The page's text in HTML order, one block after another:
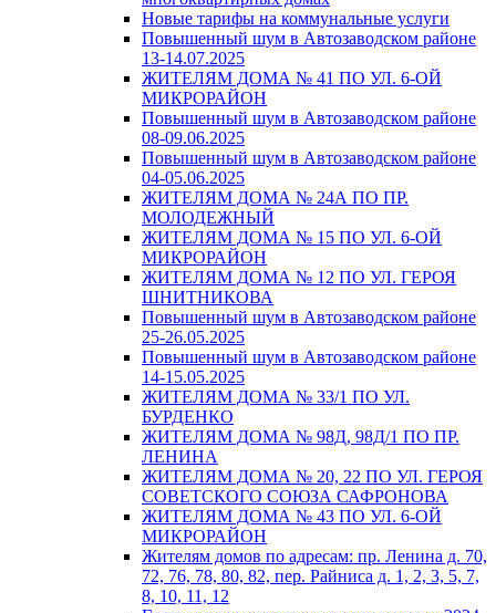
Новые тарифы на коммунальные услуги
Повышенный шум в Автозаводском районе
13-14.07.2025
ЖИТЕЛЯМ ДОМА № 41 ПО УЛ. 6-ОЙ
МИКРОРАЙОН
Повышенный шум в Автозаводском районе
08-09.06.2025
Повышенный шум в Автозаводском районе
04-05.06.2025
ЖИТЕЛЯМ ДОМА № 24А ПО ПР.
МОЛОДЕЖНЫЙ
ЖИТЕЛЯМ ДОМА № 15 ПО УЛ. 6-ОЙ
МИКРОРАЙОН
ЖИТЕЛЯМ ДОМА № 12 ПО УЛ. ГЕРОЯ
ШНИТНИКОВА
Повышенный шум в Автозаводском районе
25-26.05.2025
Повышенный шум в Автозаводском районе
14-15.05.2025
ЖИТЕЛЯМ ДОМА № 33/1 ПО УЛ.
БУРДЕНКО
ЖИТЕЛЯМ ДОМА № 98Д, 98Д/1 ПО ПР.
ЛЕНИНА
ЖИТЕЛЯМ ДОМА № 20, 22 ПО УЛ. ГЕРОЯ
СОВЕТСКОГО СОЮЗА САФРОНОВА
ЖИТЕЛЯМ ДОМА № 43 ПО УЛ. 6-ОЙ
МИКРОРАЙОН
Жителям домов по адресам: пр. Ленина д. 70,
72, 76, 78, 80, 82, пер. Райниса д. 1, 2, 3, 5, 7,
8, 10, 11, 12